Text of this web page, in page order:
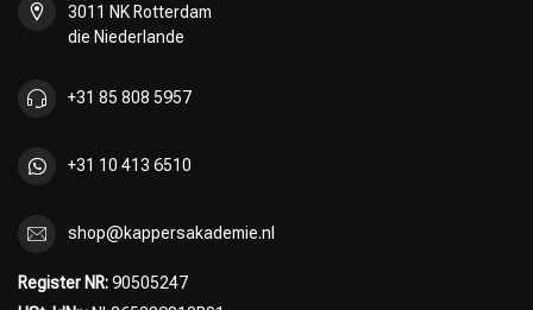
3011 NK Rotterdam
die Niederlande
+31 85 808 5957
+31 10 413 6510
shop@kappersakademie.nl
Register NR:90505247